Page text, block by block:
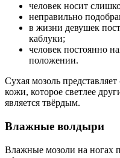
человек носит
неправильно
в жизни девушек
каблуки;
человек постоянно
положении.
Сухая мозоль
кожи, которое светлее
является твёрдым.
Влажные волдыри
Влажные мозоли на ногах